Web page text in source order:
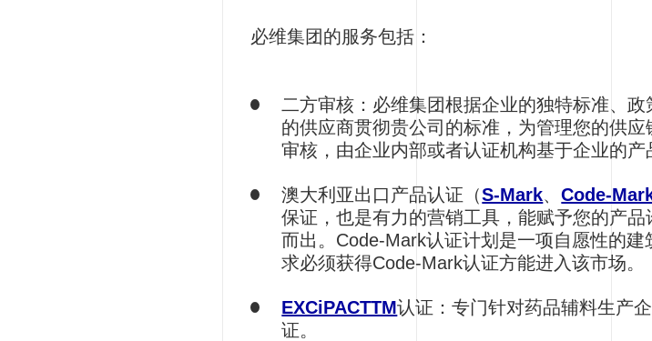
必维集团的服务包括：
二方审核：必维集团根据企业的独特标准、
的供应商贯彻贵公司的标准，为管理您的供
审核，由企业内部或者认证机构基于企业的
澳大利亚出口产品认证（S-Mark、Code-
保证，也是有力的营销工具，能赋予您的产
而出。Code-Mark认证计划是一项自愿性的
求必须获得Code-Mark认证方能进入该市场。
EXCiPACTTM认证：专门针对药品辅料生产
证。